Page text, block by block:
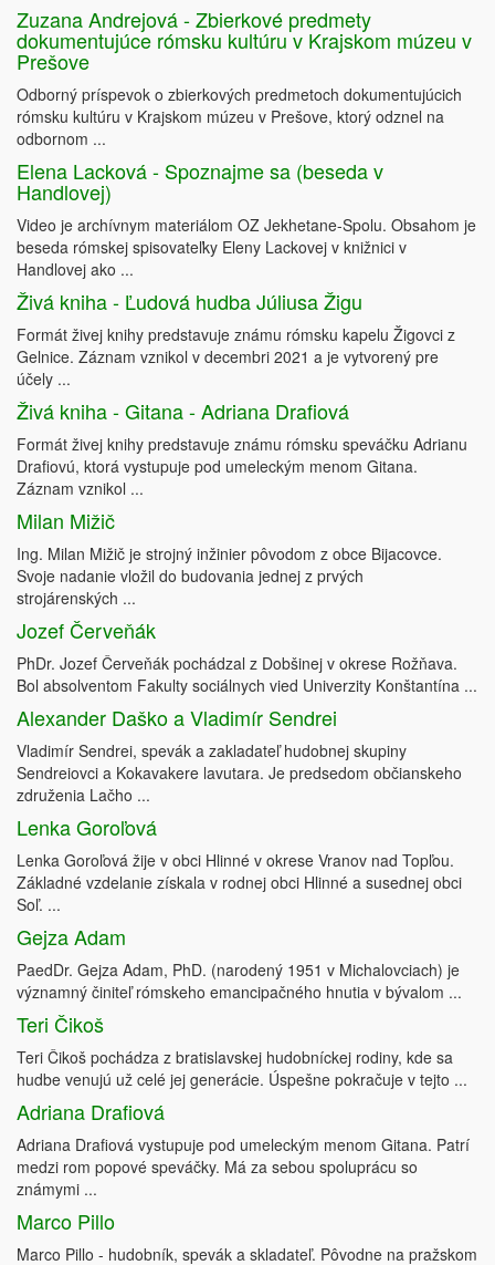
Zuzana Andrejová - Zbierkové predmety
dokumentujúce rómsku kultúru v Krajskom múzeu v
Prešove
Odborný príspevok o zbierkových predmetoch dokumentujúcich
rómsku kultúru v Krajskom múzeu v Prešove, ktorý odznel na
odbornom ...
Elena Lacková - Spoznajme sa (beseda v
Handlovej)
Video je archívnym materiálom OZ Jekhetane-Spolu. Obsahom je
beseda rómskej spisovateľky Eleny Lackovej v knižnici v
Handlovej ako ...
Živá kniha - Ľudová hudba Júliusa Žigu
Formát živej knihy predstavuje známu rómsku kapelu Žigovci z
Gelnice. Záznam vznikol v decembri 2021 a je vytvorený pre
účely ...
Živá kniha - Gitana - Adriana Drafiová
Formát živej knihy predstavuje známu rómsku speváčku Adrianu
Drafiovú, ktorá vystupuje pod umeleckým menom Gitana.
Záznam vznikol ...
Milan Mižič
Ing. Milan Mižič je strojný inžinier pôvodom z obce Bijacovce.
Svoje nadanie vložil do budovania jednej z prvých
strojárenských ...
Jozef Červeňák
PhDr. Jozef Červeňák pochádzal z Dobšinej v okrese Rožňava.
Bol absolventom Fakulty sociálnych vied Univerzity Konštantína ...
Alexander Daško a Vladimír Sendrei
Vladimír Sendrei, spevák a zakladateľ hudobnej skupiny
Sendreiovci a Kokavakere lavutara. Je predsedom občianskeho
združenia Lačho ...
Lenka Goroľová
Lenka Goroľová žije v obci Hlinné v okrese Vranov nad Topľou.
Základné vzdelanie získala v rodnej obci Hlinné a susednej obci
Soľ. ...
Gejza Adam
PaedDr. Gejza Adam, PhD. (narodený 1951 v Michalovciach) je
významný činiteľ rómskeho emancipačného hnutia v bývalom ...
Teri Čikoš
Teri Čikoš pochádza z bratislavskej hudobníckej rodiny, kde sa
hudbe venujú už celé jej generácie. Úspešne pokračuje v tejto ...
Adriana Drafiová
Adriana Drafiová vystupuje pod umeleckým menom Gitana. Patrí
medzi rom popové speváčky. Má za sebou spoluprácu so
známymi ...
Marco Pillo
Marco Pillo - hudobník, spevák a skladateľ. Pôvodne na pražskom